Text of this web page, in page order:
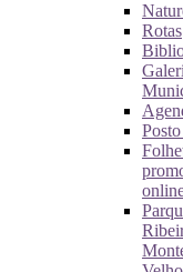
Rotas